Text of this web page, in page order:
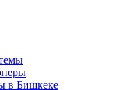
в Бишкеке